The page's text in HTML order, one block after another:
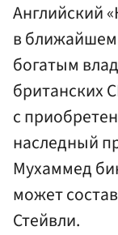
Английский
в
богатым
британских
с
наследный
Мухаммед
может
Стейвли.